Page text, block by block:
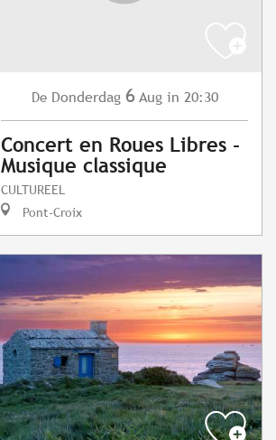
De Donderdag 6 Aug in 20:30
Concert en Roues Libres -
Musique classique
CULTUREEL
Pont-Croix